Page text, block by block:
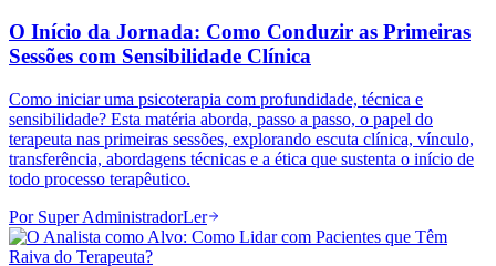
O Início da Jornada: Como Conduzir as Primeiras
Sessões com Sensibilidade Clínica
Como iniciar uma psicoterapia com profundidade, técnica e
sensibilidade? Esta matéria aborda, passo a passo, o papel do
terapeuta nas primeiras sessões, explorando escuta clínica, vínculo,
transferência, abordagens técnicas e a ética que sustenta o início de
todo processo terapêutico.
Por Super AdministradorLer